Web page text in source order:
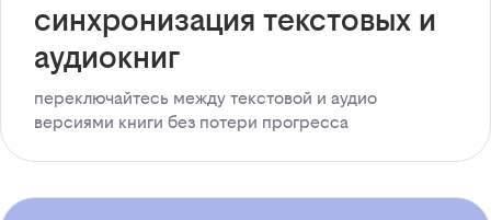
синхронизация текстовых и
аудиокниг
переключайтесь между текстовой и аудио
версиями книги без потери прогресса